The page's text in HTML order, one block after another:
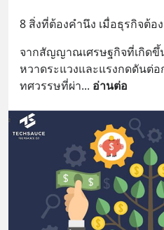
8 สิ่งที่ต้องคำนึง เมื่อธุรกิจต้
จากสัญญาณเศรษฐกิจที่เกิดขึ้
หวาดระแวงและแรงกดดันต่
ทศวรรษที่ผ่า... อ่านต่อ